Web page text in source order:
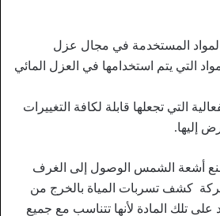
المواد المستخدمة في مجال عزل
التي يتم استخدامها في العزل المائي
التي تجعلها قابلة لكافة التغييرات
إليها.
بمنع أشعة الشمس الوصول إلى الغرف
كشف تسربات المياة بالخرج من
على تلك المادة لأنها تتناسب مع جميع